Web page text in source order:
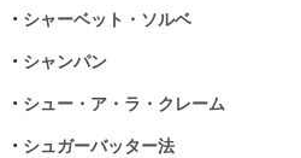
• シャーベット・ソルベ
• シャンパン
• シュー・ア・ラ・クレーム
• シュガーバッター法